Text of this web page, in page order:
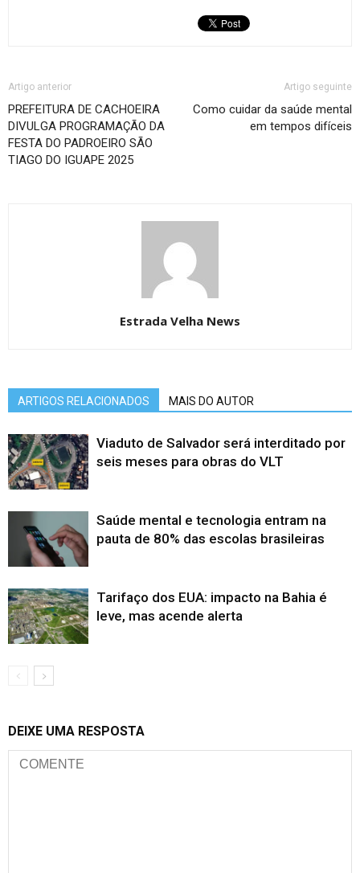
Artigo anterior
PREFEITURA DE CACHOEIRA
DIVULGA PROGRAMAÇÃO DA
FESTA DO PADROEIRO SÃO
TIAGO DO IGUAPE 2025
Artigo seguinte
Como cuidar da saúde mental
em tempos difíceis
Estrada Velha News
ARTIGOS RELACIONADOS MAIS DO AUTOR
Viaduto de Salvador será interditado por
seis meses para obras do VLT
Saúde mental e tecnologia entram na
pauta de 80% das escolas brasileiras
Tarifaço dos EUA: impacto na Bahia é
leve, mas acende alerta
DEIXE UMA RESPOSTA